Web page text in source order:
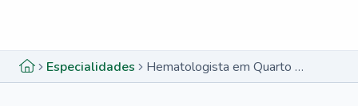
Especialidades Hematologista em Quarto Centenário - PR